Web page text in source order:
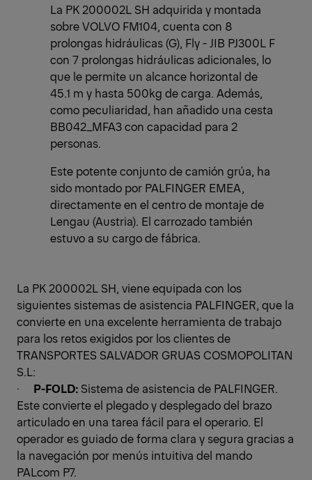
La PK 200002L SH adquirida y montada
sobre VOLVO FM104, cuenta con 8
prolongas hidráulicas (G), Fly - JIB PJ300L F
con 7 prolongas hidráulicas adicionales, lo
que le permite un alcance horizontal de
45.1 m y hasta 500kg de carga. Además,
como peculiaridad, han añadido una cesta
BB042_MFA3 con capacidad para 2
personas.
Este potente conjunto de camión grúa, ha
sido montado por PALFINGER EMEA,
directamente en el centro de montaje de
Lengau (Austria). El carrozado también
estuvo a su cargo de fábrica.
La PK 200002L SH, viene equipada con los
siguientes sistemas de asistencia PALFINGER, que la
convierte en una excelente herramienta de trabajo
para los retos exigidos por los clientes de
TRANSPORTES SALVADOR GRUAS COSMOPOLITAN
S.L:
· P-FOLD: Sistema de asistencia de PALFINGER.
Este convierte el plegado y desplegado del brazo
articulado en una tarea fácil para el operario. El
operador es guiado de forma clara y segura gracias a
la navegación por menús intuitiva del mando
PALcom P7.